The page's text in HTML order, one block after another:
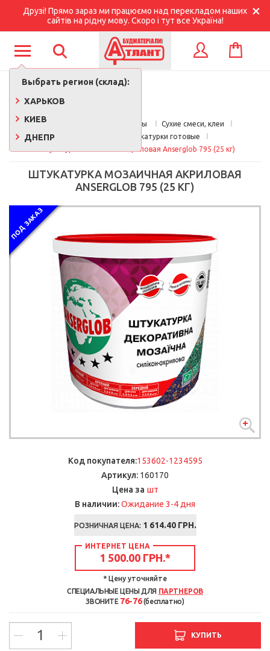
Друзі! Прямо зараз ми працюємо над перекладом наших
сайтів на рідну мову. Скоро і тут все Україна!
Выбрать регион (склад):
ХАРЬКОВ
КИЕВ
ДНЕПР
КОРЗИНА
Главная Стройматериалы
Сухие смеси, клеи
Декоративные штукатурки готовые
Штукатурка мозаичная акриловая Anserglob 795 (25 кг)
ШТУКАТУРКА МОЗАИЧНАЯ АКРИЛОВАЯ
ANSERGLOB 795 (25 КГ)
ПОД ЗАКАЗ
Код покупателя:153602-1234595
Артикул: 160170
Цена за шт
В наличии:Ожидание 3-4 дня
РОЗНИЧНАЯ ЦЕНА: 1 614.40ГРН.
ИНТЕРНЕТ ЦЕНА
1 500.00 ГРН.*
* Цену уточняйте
СПЕЦИАЛЬНЫЕ ЦЕНЫ ДЛЯ ПАРТНЕРОВ
ЗВОНИТЕ 76-76(бесплатно)
КУПИТЬ